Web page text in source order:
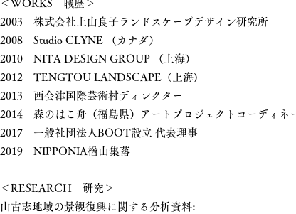
＜WORKS 職歴＞
2003 株式会社上山良子ランドスケープデザイン研究所
2008 Studio CLYNE （カナダ）
2010 NITA DESIGN GROUP （上海）
2012 TENGTOU LANDSCAPE（上海)
2013 西会津国際芸術村ディレクター
2014 森のはこ舟（福島県）アートプロジェクトコーディネ
2017 一般社団法人BOOT設立 代表理事
2019 NIPPONIA楢山集落
＜RESEARCH 研究＞
山古志地域の景観復興に関する分析資料: